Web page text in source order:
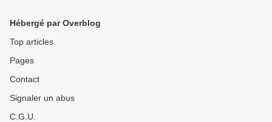
Hébergé par Overblog
Top articles
Pages
Contact
Signaler un abus
C.G.U.